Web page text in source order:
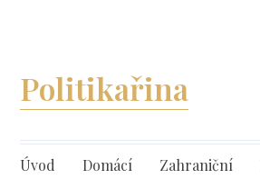
Politikařina
Úvod Domácí Zahraniční